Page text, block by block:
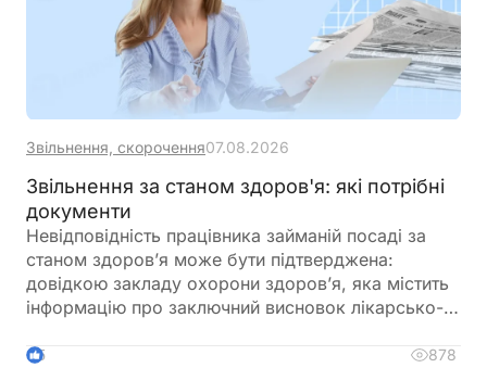
Звільнення, скорочення07.08.2026
Звільнення за станом здоров'я: які потрібні
документи
Невідповідність працівника займаній посаді за
станом здоров’я може бути підтверджена:
довідкою закладу охорони здоров’я, яка містить
інформацію про заключний висновок лікарсько-
5
878